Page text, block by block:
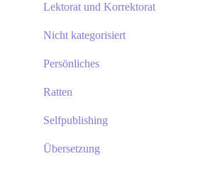
Lektorat und Korrektorat
Nicht kategorisiert
Persönliches
Ratten
Selfpublishing
Übersetzung